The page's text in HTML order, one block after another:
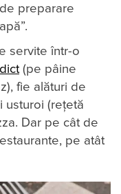
preparare
servite într-o
(pe pâine
fie alături de
usturoi (rețetă
Dar pe cât de
pe atât